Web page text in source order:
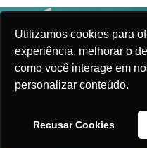
Utilizamos cookies para
experiência, melhorar o
como você interage em
personalizar conteúdo.
Recusar Cookies
Banco